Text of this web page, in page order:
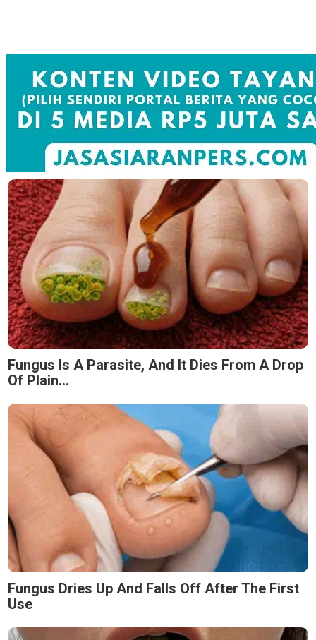
Fungus Is A Parasite, And It Dies From A Drop
Of Plain...
Fungus Dries Up And Falls Off After The First
Use